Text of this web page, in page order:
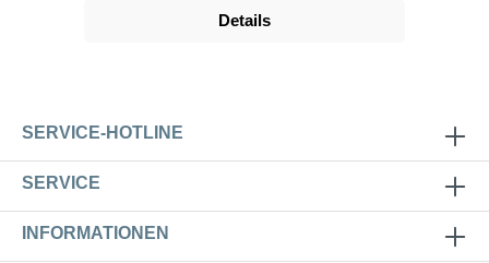
Details
SERVICE-HOTLINE
SERVICE
INFORMATIONEN